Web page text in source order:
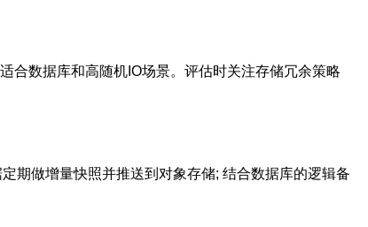
合数据库和高随机IO场景。评估时关注存储冗余策略
期做增量快照并推送到对象存储; 结合数据库的逻辑备